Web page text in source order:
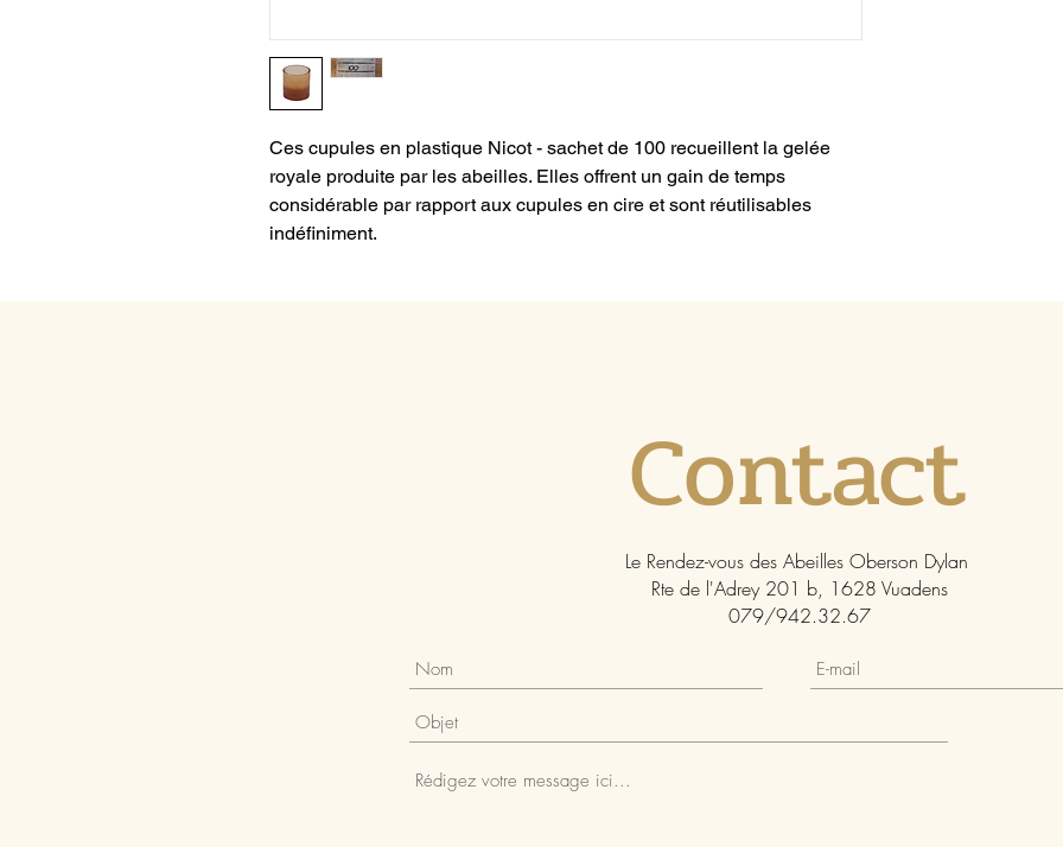
Ces cupules en plastique Nicot - sachet de 100 recueillent la gelée
royale produite par les abeilles. Elles offrent un gain de temps
considérable par rapport aux cupules en cire et sont réutilisables
indéfiniment.
Contact
Le Rendez-vous des Abeilles Oberson Dylan
Rte de l'Adrey 201 b, 1628 Vuadens
079/942.32.67